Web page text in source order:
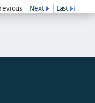
Next Last